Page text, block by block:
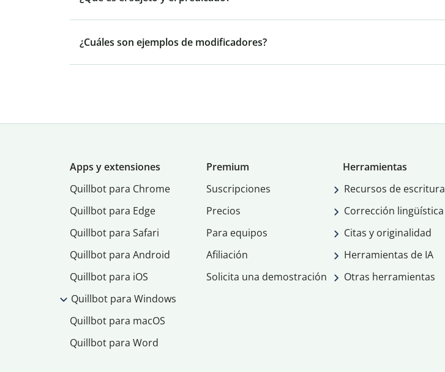
¿Cuáles son ejemplos de modificadores?
Apps y extensiones
Quillbot para Chrome
Quillbot para Edge
Quillbot para Safari
Quillbot para Android
Quillbot para iOS
Quillbot para Windows
Quillbot para macOS
Quillbot para Word
Premium
Suscripciones
Precios
Para equipos
Afiliación
Solicita una demostración
Herramientas
Recursos de escritura
Corrección lingüística
Citas y originalidad
Herramientas de IA
Otras herramientas